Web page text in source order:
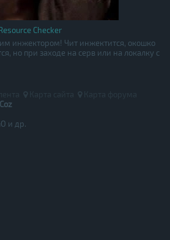
Checker
инжектором! Чит инжектится, окошко
но при заходе на серв или на локалку с
и др.